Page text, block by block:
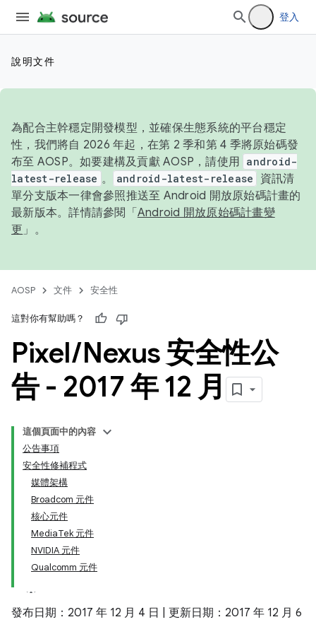
登入
說明文件
為配合主幹穩定開發模型，並確保生態系統的平台穩定
性，我們將自 2026 年起，在第 2 季和第 4 季將原始碼發
布至 AOSP。如要建構及貢獻 AOSP，請使用 android-
latest-release 。 android-latest-release
資訊清
單分支版本一律會參照推送至 Android 開放原始碼計畫的
最新版本。詳情請參閱「 Android 開放原始碼計畫變
更 」。
AOSP 文件 安全性
這對你有幫助嗎？
Pixel/Nexus 安全性公
告 - 2017 年 12 月
這個頁面中的內容
公告事項
安全性修補程式
媒體架構
Broadcom 元件
核心元件
MediaTek 元件
NVIDIA 元件
Qualcomm 元件
發布日期：2017 年 12 月 4 日 | 更新日期：2017 年 12 月 6